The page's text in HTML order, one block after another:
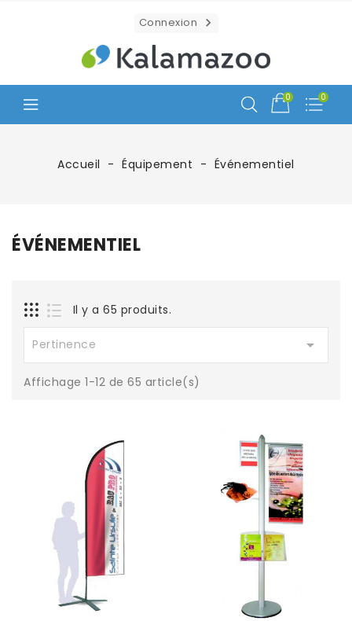
Connexion 
0
0
Accueil Équipement Événementiel
ÉVÉNEMENTIEL
Il y a 65 produits.
Pertinence 
Affichage 1-12 de 65 article(s)